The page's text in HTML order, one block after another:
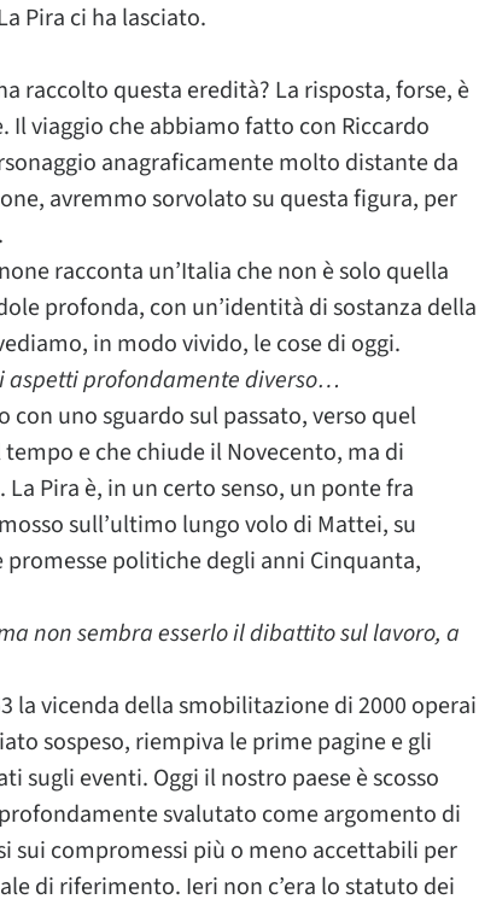
Pira ci ha lasciato.
raccolto questa eredità? La risposta, forse, è
viaggio che abbiamo fatto con Riccardo
anagraficamente molto distante da
avremmo sorvolato su questa figura, per
racconta un’Italia che non è solo quella
profonda, con un’identità di sostanza della
in modo vivido, le cose di oggi.
aspetti profondamente diverso…
uno sguardo sul passato, verso quel
e che chiude il Novecento, ma di
Pira è, in un certo senso, un ponte fra
sull’ultimo lungo volo di Mattei, su
politiche degli anni Cinquanta,
non sembra esserlo il dibattito sul lavoro, a
la vicenda della smobilitazione di 2000 operai
sospeso, riempiva le prime pagine e gli
sugli eventi. Oggi il nostro paese è scosso
svalutato come argomento di
sui compromessi più o meno accettabili per
di riferimento. Ieri non c’era lo statuto dei